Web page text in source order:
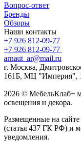
Вопрос-ответ
Бренды
Обзоры
Наши контакты
+7 926 812-09-77
+7 926 812-09-77
arnaut_ar@mail.ru
г. Москва,
161Б, МЦ "Империя",
2026 © МебельКлаб+
освещения и декора.
Размещенные на
(статья 437 ГК РФ) и
уведомления.